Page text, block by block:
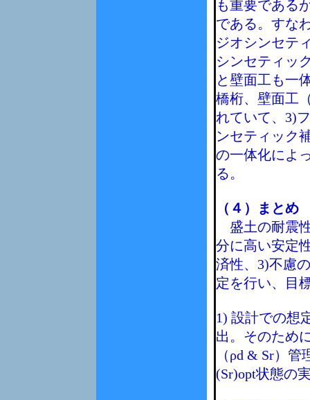
も重要である
である。すな
ジオシンセテ
シンセティッ
と壁面工も一
橋桁、壁面工
れていて、3)
ンセティック
の一体化によ
る。
（４）まとめ
盛土の耐震
分に高い安定
済性、3)不慮
定を行い、目
1) 設計での想
出。そのため
（ρd & Sr）
(Sr)opt状態の